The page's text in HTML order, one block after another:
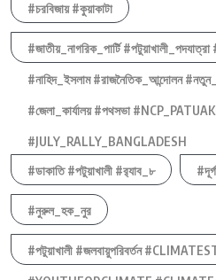
#চরবিজায় #কুয়াকাটা
#জাতীয়_নাগরিক_পার্টি
#নাহিদ_ইসলাম #রাজনৈতিক_আন্দোলন
#জেলা_কার্যালয় #পথসভা
#JULY_RALLY_BANGLADESH
#ডাকাতি #পটুয়াখালী #র‍্যাব_৮
#নুরুল_হক_নুর
#পটুয়াখালী #জলবায়ুপরিবর্তন